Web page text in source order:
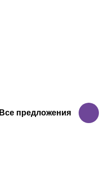
Все предложения